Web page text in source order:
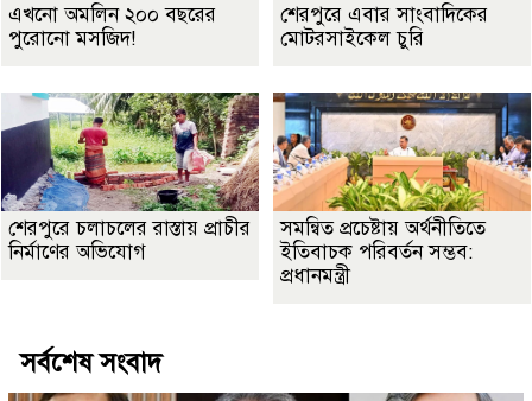
এখনো অমলিন ২০০ বছরের
পুরোনো মসজিদ!
শেরপুরে এবার সাংবাদিকের
মোটরসাইকেল চুরি
শেরপুরে চলাচলের রাস্তায় প্রাচীর
নির্মাণের অভিযোগ
সমন্বিত প্রচেষ্টায় অর্থনীতিতে
ইতিবাচক পরিবর্তন সম্ভব:
প্রধানমন্ত্রী
সর্বশেষ সংবাদ